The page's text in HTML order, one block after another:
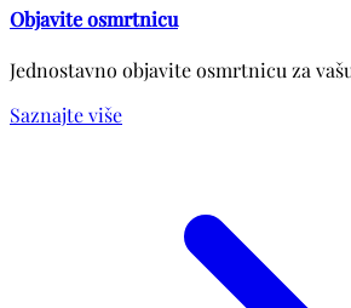
Objavite osmrtnicu
Jednostavno objavite osmrtnicu za
Saznajte više